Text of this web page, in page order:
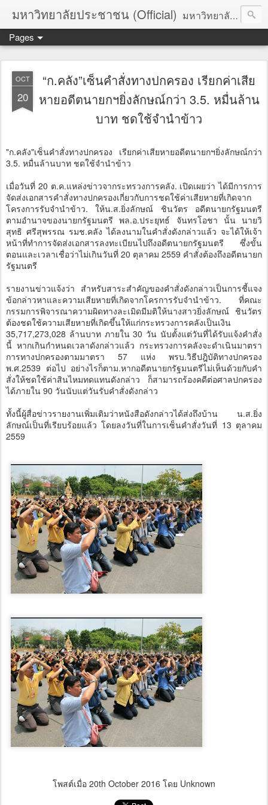
มหาวิทยาลัยประชาชน (Official) มหาวิทยาลัยประชาชน เพื่อการปฏิวัติประชาชนโดยสันติ Truths :: Peace :: Revolution :: Universal Human Rights :: Democracy (TPRUD)
Pages
OCT
20
“ก.คลัง”เซ็นคำสั่งทางปกครอง เรียกค่าเสีย
หายอดีตนายกฯยิ่งลักษณ์กว่า 3.5. หมื่นล้าน
บาท ชดใช้จำนำข้าว
"ก.คลัง"เซ็นคำสั่งทางปกครอง เรียกค่าเสียหายอดีตนายกฯยิ่งลักษณ์กว่า
3.5. หมื่นล้านบาท ชดใช้จำนำข้าว
เมื่อวันที่ 20 ต.ค.แหล่งข่าวจากระทรวงการคลัง. เปิดเผยว่า ได้มีการการ
จัดส่งเอกสารคำสั่งทางปกครองเกี่ยวกับการชดใช้ค่าเสียหายที่เกิดจาก
โครงการรับจำนำข้าว. ให้น.ส.ยิ่งลักษณ์ ชินวัตร อดีตนายกรัฐมนตรี
ตามอำนาจของนายกรัฐมนตรี พล.อ.ประยุทธ์ จันทรโอชา นั้น นายวิ
สุทธิ ศรีสุพรรณ รมช.คลัง ได้ลงนามในคำสั่งดังกล่าวแล้ว จะได้ให้เจ้า
หน้าที่ทำการจัดส่งเอกสารลงทะเบียนไปถึงอดีตนายกรัฐมนตรี ซึ่งขั้น
ตอนและเวลาเชื่อว่าไม่เกินวันที่ 20 ตุลาคม 2559 คำสั่งต้องถึงอดีตนายก
รัฐมนตรี
รายงานข่าวแจ้งว่า สำหรับสาระสำคัญของคำสั่งดังกล่าวเป็นการชี้แจง
ข้อกล่าวหาและความเสียหายที่เกิดจากโครการรับจำนำข้าว. ที่คณะ
กรรมการพิจารณาความผิดทางละเมิดมีมติให้นางสาวยิ่งลักษณ์ ชินวัตร
ต้องชดใช้ความเสียหายที่เกิดขึ้นให้แก่กระทรวงการคลังเป็นเงิน
35,717,273,028 ล้านบาท ภายใน 30 วัน นับตั้งแต่วันที่ได้รับแจ้งคำสั่ง
นี้ หากเกินกำหนดเวลาดังกล่าวแล้ว กระทรวงการคลังจะดำเนินมาตรา
การทางปกครองตามมาตรา 57 แห่ง พรบ.วิธีปฎิบัติทางปกครอง
พ.ศ.2539 ต่อไป อย่างไรก็ตาม.หากอดีตนายกรัฐมนตรีไม่เห็นด้วยกับคำ
สั่งให้ชดใช้ค่าสินไหมทดแทนดังกล่าว ก็สามารถร้องคดีต่อศาลปกครอง
ได้ภายใน 90 วันนับแต่วันรับคำสั่งดังกล่าว
ทั้งนี้ผู้สื่อข่าวรายงานเพิ่มเติมว่าหนังสือดังกล่าวได้ส่งถึงบ้าน น.ส.ยิ่ง
ลักษณ์เป็นที่เรียบร้อยแล้ว โดยลงวันที่ในการเซ็นคำสั่งวันที่ 13 ตุลาคม
2559
โพสต์เมื่อ 20th October 2016 โดย Unknown